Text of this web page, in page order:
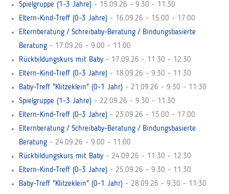
Spielgruppe (1-3 Jahre) - 15.09.26 - 9:30 - 11:30
Eltern-Kind-Treff (0-3 Jahre) - 16.09.26 - 15:00 - 17:00
Elternberatung / Schreibaby-Beratung / Bindungsbasierte
Beratung - 17.09.26 - 9:00 - 11:00
Rückbildungskurs mit Baby - 17.09.26 - 11:30 - 12:30
Eltern-Kind-Treff (0-3 Jahre) - 18.09.26 - 9:30 - 11:30
Baby-Treff "Klitzeklein" (0-1 Jahr) - 21.09.26 - 9:30 - 11:30
Spielgruppe (1-3 Jahre) - 22.09.26 - 9:30 - 11:30
Eltern-Kind-Treff (0-3 Jahre) - 23.09.26 - 15:00 - 17:00
Elternberatung / Schreibaby-Beratung / Bindungsbasierte
Beratung - 24.09.26 - 9:00 - 11:00
Rückbildungskurs mit Baby - 24.09.26 - 11:30 - 12:30
Eltern-Kind-Treff (0-3 Jahre) - 25.09.26 - 9:30 - 11:30
Baby-Treff "Klitzeklein" (0-1 Jahr) - 28.09.26 - 9:30 - 11:30